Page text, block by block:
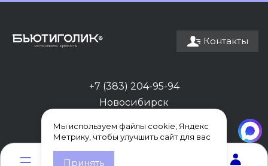
Контакты
+7 (383) 204-95-94
Новосибирск
Мы используем файлы cookie, Яндекс
Метрику, чтобы улучшить сайт для вас
Принять